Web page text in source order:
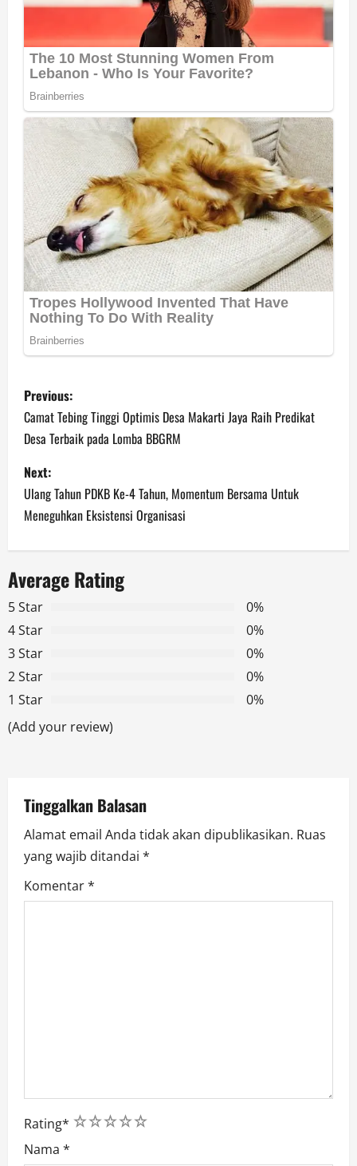
P
o
s
t
n
a
v
i
g
a
t
o
n
Previous:
Camat Tebing Tinggi Optimis Desa Makarti Jaya Raih Predikat
Desa Terbaik pada Lomba BBGRM
Next:
Ulang Tahun PDKB Ke-4 Tahun, Momentum Bersama Untuk
Meneguhkan Eksistensi Organisasi
Average Rating
5 Star
0%
4 Star
0%
3 Star
0%
2 Star
0%
1 Star
0%
(Add your review)
Tinggalkan Balasan
Alamat email Anda tidak akan dipublikasikan. Ruas
yang wajib ditandai *
Komentar*
Rating* 5
4
3
2
1
Nama *